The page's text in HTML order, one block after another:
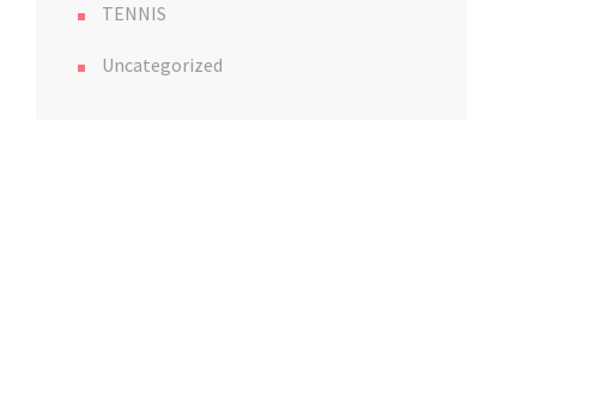
TENNIS
Uncategorized